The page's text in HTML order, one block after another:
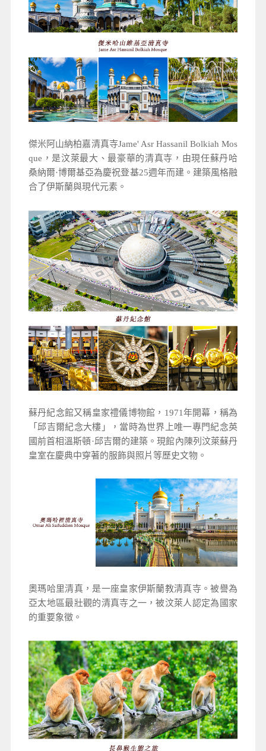
傑米阿山納柏嘉清真寺Jame' Asr Hassanil Bolkiah Mos
que，是汶萊最大、最豪華的清真寺，由現任蘇丹哈
桑納爾·博爾基亞為慶祝登基25週年而建。建築風格融
合了伊斯蘭與現代元素。
蘇丹紀念館又稱皇家禮儀博物館，1971年開幕，稱為
「邱吉爾紀念大樓」，當時為世界上唯一專門紀念英
國前首相溫斯頓·邱吉爾的建築。現館內陳列汶萊蘇丹
皇室在慶典中穿著的服飾與照片等歷史文物。
奧瑪哈里清真，是一座皇家伊斯蘭教清真寺。被譽為
亞太地區最壯觀的清真寺之一，被汶萊人認定為國家
的重要象徵。